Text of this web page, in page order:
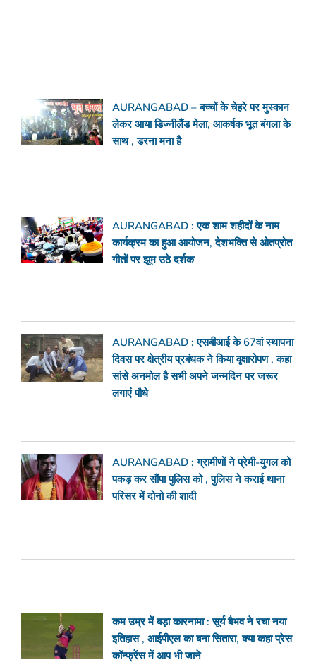
AURANGABAD – बच्चों के चेहरे पर मुस्कान
लेकर आया डिज्नीलैंड मेला, आकर्षक भूत बंगला के
साथ , डरना मना है
AURANGABAD : एक शाम शहीदों के नाम
कार्यक्रम का हुआ आयोजन, देशभक्ति से ओतप्रोत
गीतों पर झूम उठे दर्शक
AURANGABAD : एसबीआई के 67वां स्थापना
दिवस पर क्षेत्रीय प्रबंधक ने किया वृक्षारोपण , कहा
सांसे अनमोल है सभी अपने जन्मदिन पर जरूर
लगाएं पौधे
AURANGABAD : ग्रामीणों ने प्रेमी-युगल को
पकड़ कर सौंपा पुलिस को , पुलिस ने कराई थाना
परिसर में दोनो की शादी
कम उम्र में बड़ा कारनामा : सूर्य बैभव ने रचा नया
इतिहास , आईपीएल का बना सितारा, क्या कहा प्रेस
कॉन्फ्रेंस में आप भी जाने